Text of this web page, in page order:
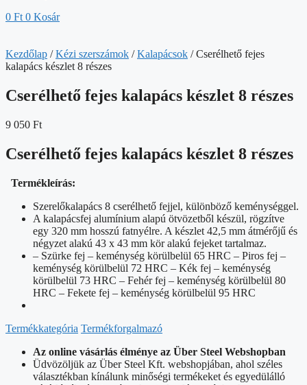
0 Ft 0 Kosár
Kezdőlap /Kézi szerszámok /Kalapácsok / Cserélhető fejes
kalapács készlet 8 részes
Cserélhető fejes kalapács készlet 8 részes
9 050 Ft
Cserélhető fejes kalapács készlet 8 részes
Termékleírás:
Szerelőkalapács 8 cserélhető fejjel, különböző keménységgel.
A kalapácsfej alumínium alapú ötvözetből készül, rögzítve
egy 320 mm hosszú fatnyélre. A készlet 42,5 mm átmérőjű és
négyzet alakú 43 x 43 mm kör alakú fejeket tartalmaz.
– Szürke fej – keménység körülbelül 65 HRC – Piros fej –
keménység körülbelül 72 HRC – Kék fej – keménység
körülbelül 73 HRC – Fehér fej – keménység körülbelül 80
HRC – Fekete fej – keménység körülbelül 95 HRC
Termékkategória Termékforgalmazó
Az online vásárlás élménye az Über Steel Webshopban
Üdvözöljük az Über Steel Kft. webshopjában, ahol széles
választékban kínálunk minőségi termékeket és egyedülálló